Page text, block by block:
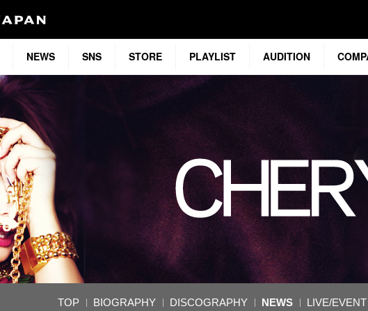
NEWS SNS STORE PLAYLIST AUDITION
TOP BIOGRAPHY DISCOGRAPHY NEWS LIVE/EVENT